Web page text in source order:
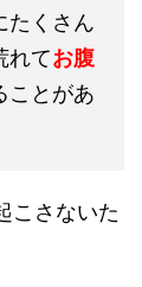
たくさん
れてお腹
ことがあ
こさないた